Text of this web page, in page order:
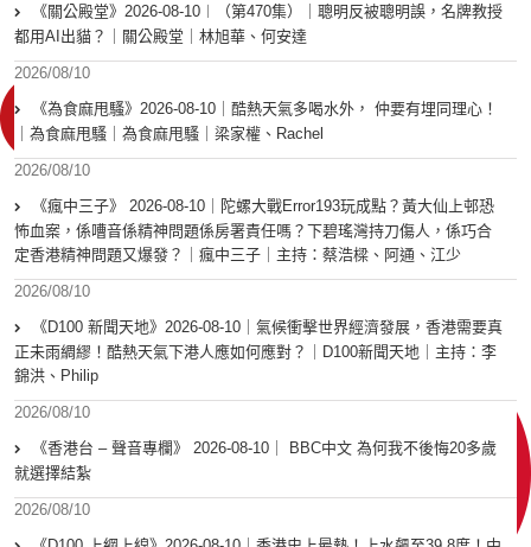
《關公殿堂》2026-08-10︱（第470集）｜聰明反被聰明誤，名牌教授
都用AI出貓？｜關公殿堂｜林旭華、何安達
2026/08/10
《為食麻甩騷》2026-08-10｜酷熱天氣多喝水外， 仲要有埋同理心！
｜為食麻甩騷｜為食麻甩騷｜梁家權、Rachel
2026/08/10
《瘋中三子》 2026-08-10｜陀螺大戰Error193玩成點？黃大仙上邨恐
怖血案，係嘈音係精神問題係房署責任嗎？下碧瑤灣持刀傷人，係巧合
定香港精神問題又爆發？｜瘋中三子｜主持：蔡浩樑、阿通、江少
2026/08/10
《D100 新聞天地》2026-08-10｜氣候衝擊世界經濟發展，香港需要真
正未雨綢繆！酷熱天氣下港人應如何應對？｜D100新聞天地｜主持：李
錦洪、Philip
2026/08/10
《香港台 – 聲音專欄》 2026-08-10｜ BBC中文 為何我不後悔20多歲
就選擇結紮
2026/08/10